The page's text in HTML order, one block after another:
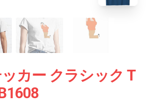
カー クラシック T